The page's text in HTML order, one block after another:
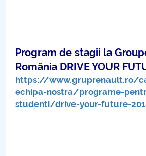
Admission
Senate
Program de stagii la
România DRIVE YOUR
https://www.gruprenault.ro/
echipa-nostra/programe-
studenti/drive-your-future-